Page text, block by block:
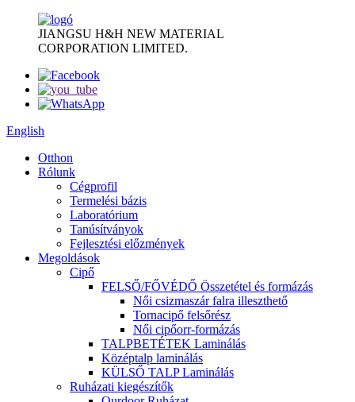
JIANGSU H&H NEW MATERIAL
CORPORATION LIMITED.
English
Otthon
Rólunk
Cégprofil
Termelési bázis
Laboratórium
Tanúsítványok
Fejlesztési előzmények
Megoldások
Cipő
FELSŐ/FŐVÉDŐ Összetétel és formázás
Női csizmaszár falra illeszthető
Tornacipő felsőrész
Női cipőorr-formázás
TALPBETÉTEK Laminálás
Középtalp laminálás
KÜLSŐ TALP Laminálás
Ruházati kiegészítők